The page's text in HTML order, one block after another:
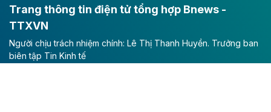
Long Thành
Tổng công ty Cảng hàng không Việt Nam - CTCP
(ACV) vừa lập kỷ lục mới về lợi nhuận trong quý
II/2026.
Trang thông tin điện tử tổng hợp Bnews -
TTXVN
Người chịu trách nhiệm chính: Lê Thị Thanh Huyền. Trưởng ban
biên tập Tin Kinh tế